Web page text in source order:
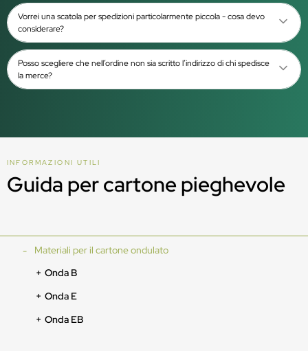
Vorrei una scatola per spedizioni particolarmente piccola - cosa devo
considerare?
Posso scegliere che nell’ordine non sia scritto l’indirizzo di chi spedisce
la merce?
INFORMAZIONI UTILI
Guida per cartone pieghevole
Materiali per il cartone ondulato
Onda B
Onda E
Onda EB